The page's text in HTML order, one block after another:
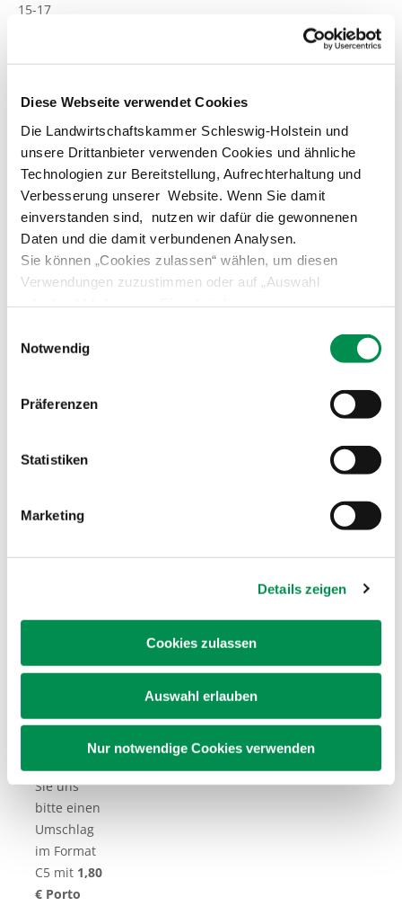
Diese Webseite verwendet Cookies
Die Landwirtschaftskammer Schleswig-Holstein und
unsere Drittanbieter verwenden Cookies und ähnliche
Technologien zur Bereitstellung, Aufrechterhaltung und
Verbesserung unserer Website. Wenn Sie damit
einverstanden sind, nutzen wir dafür die gewonnenen
Daten und die damit verbundenen Analysen.
Sie können „Cookies zulassen“ wählen, um diesen
Verwendungen zuzustimmen oder auf „Auswahl
detaillierteren Informationen. Erteilte Einwilligungen
Datenschutzerklärung
Notwendig
Präferenzen
Statistiken
Marketing
Details zeigen
Cookies zulassen
Auswahl erlauben
Nur notwendige Cookies verwenden
15-17
Für 1
schicken
Sie uns
bitte einen
Umschlag
im Format
DIN lang
mit1,10 €
Porto
(110 x 220
„normaler“
Für3
Sie uns
Umschlag
im Format
Briefumschlag)
Für7
Broschüren
Sie uns
bitte einen
Umschlag
im Format
C5 mit 1,80
€ Porto